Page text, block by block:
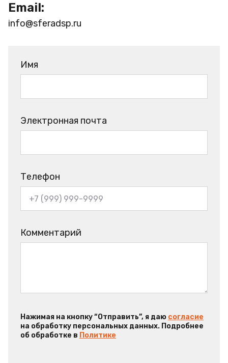
Email:
info@sferadsp.ru
Имя
Электронная почта
Телефон
Комментарий
Нажимая на кнопку “Отправить”, я даю согласие
на обработку персональных данных. Подробнее
об обработке в Политике